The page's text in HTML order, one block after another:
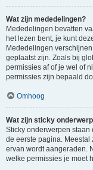
Wat zijn mededelingen?
Mededelingen bevatten
het lezen bent, je kunt
Mededelingen
geplaatst zijn. Zoals bij
permissies af of je wel of
permissies zijn bepaald
Omhoog
Wat zijn sticky
Sticky onderwerpen
de eerste pagina.
ervan wordt aangeraden.
welke permissies je moet